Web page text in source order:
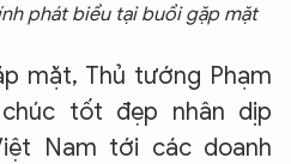
phát biểu tại buổi gặp mặt
mặt, Thủ tướng Phạm
tốt đẹp nhân dịp
Nam tới các doanh